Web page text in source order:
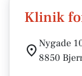
Klinik
Nygade
8850